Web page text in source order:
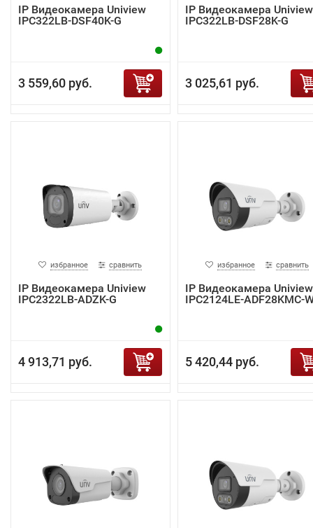
IP Видеокамера Uniview
IPC322LB-DSF40K-G
3 559,60 руб.
IP Видеокамера Uniview
IPC322LB-DSF28K-G
3 025,61 руб.
избранное сравнить
IP Видеокамера Uniview
IPC2322LB-ADZK-G
4 913,71 руб.
избранное сравнить
IP Видеокамера Uniview
IPC2124LE-ADF28KMC-
5 420,44 руб.